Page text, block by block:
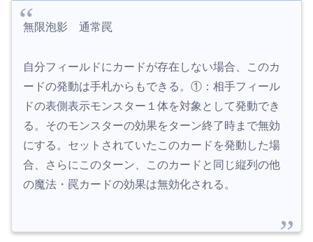
無限泡影 通常罠
自分フィールドにカードが存在しない場合、このカ
ードの発動は手札からもできる。①：相手フィール
ドの表側表示モンスター１体を対象として発動でき
る。そのモンスターの効果をターン終了時まで無効
にする。セットされていたこのカードを発動した場
合、さらにこのターン、このカードと同じ縦列の他
の魔法・罠カードの効果は無効化される。